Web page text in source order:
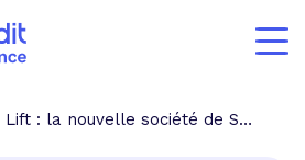
société de Sofinco pour une clientèle appelée «near prime».